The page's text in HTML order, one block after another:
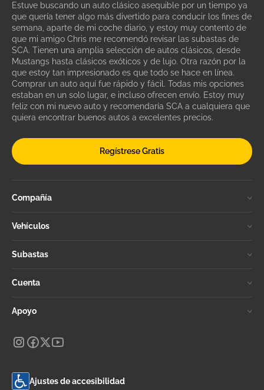
Estuve buscando un auto clásico asequible por un tiempo ya
que quería tener algo más divertido para conducir los fines de
semana, aparte de mi coche diario, y estoy muy contento de
que mi amigo Chris me recomendó revisar las subastas de
SCA. Tienen una amplia selección de autos clásicos, desde
Mustangs hasta clásicos exóticos y de lujo. Otra razón por la
que estoy tan impresionado es que todo se hace en línea.
Comprar un auto aquí fue rápido y fácil. Todas mis opciones
estaban en un solo lugar, e incluso ofrecen envío. Estoy muy
feliz con mi nuevo auto y recomendaría SCA a cualquiera que
quiera encontrar buenos autos a excelentes precios.
Regístrese Gratis
Compañía
Vehículos
Subastas
Cuenta
Apoyo
Ajustes de accesibilidad